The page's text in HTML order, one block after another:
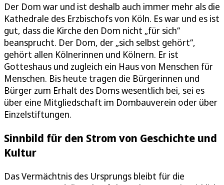
Der Dom war und ist deshalb auch immer mehr als die
Kathedrale des Erzbischofs von Köln. Es war und es ist
gut, dass die Kirche den Dom nicht „für sich“
beansprucht. Der Dom, der „sich selbst gehört“,
gehört allen Kölnerinnen und Kölnern. Er ist
Gotteshaus und zugleich ein Haus von Menschen für
Menschen. Bis heute tragen die Bürgerinnen und
Bürger zum Erhalt des Doms wesentlich bei, sei es
über eine Mitgliedschaft im Dombauverein oder über
Einzelstiftungen.
Sinnbild für den Strom von Geschichte und
Kultur
Das Vermächtnis des Ursprungs bleibt für die